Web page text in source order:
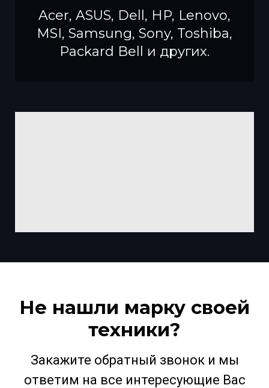
Acer, ASUS, Dell, HP, Lenovo,
MSI, Samsung, Sony, Toshiba,
Packard Bell и других.
Не нашли марку своей
техники?
Закажите обратный звонок и мы
ответим на все интересующие Вас